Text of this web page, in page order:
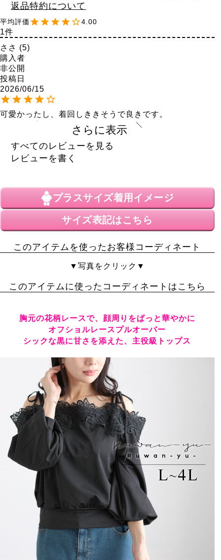
返品特約について
4.00
1
ささ
5
購入者
非公開
投稿日
2026/06/15
可愛かったし、着回しききそうで良きです。
胸周りも窮屈じゃなくてよかった。
さらに表示
すべてのレビューを見る
レビューを書く
プラスサイズ着用イメージ
サイズ表記はこちら
このアイテムを使ったお客様コーディネート
▼写真をクリック▼
このアイテムに使ったコーディネートはこちら
胸元の花柄レースで、顔周りをぱっと華やかに
オフショルレースプルオーバー
シックな黒に甘さを添えた、主役級トップス